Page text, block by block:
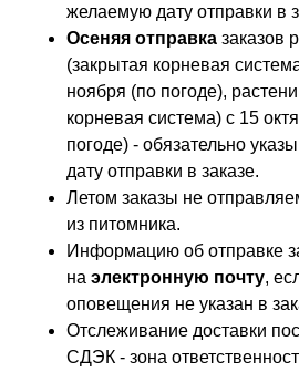
желаемую дату отправки в
Осеняя отправка заказов
(закрытая корневая
ноября (по погоде),
корневая система) с 15
погоде) - обязательно
дату отправки в заказе.
Летом заказы не
из питомника.
Информацию об отправке
на электронную почту,
оповещения не указан в
Отслеживание доставки
СДЭК - зона